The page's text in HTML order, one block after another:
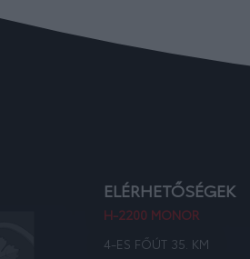
ELÉRHETŐSÉGEK
H-2200 MONOR
4-ES FŐÚT 35. KM